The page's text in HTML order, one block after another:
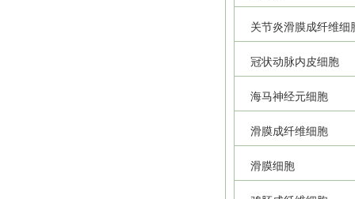
关节炎滑膜成纤维细
冠状动脉内皮细胞
海马神经元细胞
滑膜成纤维细胞
滑膜细胞